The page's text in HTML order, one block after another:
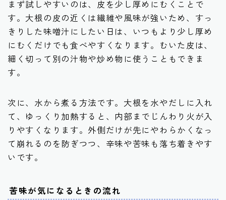
まず試しやすいのは、皮を少し厚めにむくことで
す。大根の皮の近くは繊維や風味が強いため、すっ
きりした味噌汁にしたい日は、いつもより少し厚め
にむくだけでも食べやすくなります。むいた皮は、
細く切って別の汁物や炒め物に使うこともできま
す。
次に、水から煮る方法です。大根を水やだしに入れ
て、ゆっくり加熱すると、内部までじんわり火が入
りやすくなります。外側だけが先にやわらかくなっ
て崩れるのを防ぎつつ、辛味や苦味も落ち着きやす
いです。
苦味が気になるときの流れ